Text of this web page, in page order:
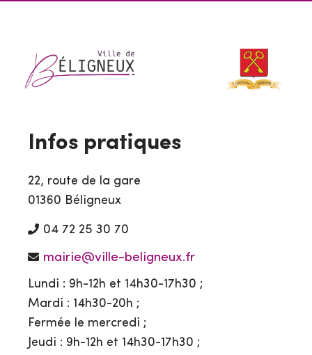
Infos pratiques
22, route de la gare
01360 Béligneux
04 72 25 30 70
mairie@ville-beligneux.fr
Lundi : 9h-12h et 14h30-17h30 ;
Mardi : 14h30-20h ;
Fermée le mercredi ;
Jeudi : 9h-12h et 14h30-17h30 ;